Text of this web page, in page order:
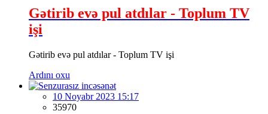
Gətirib evə pul atdılar - Toplum TV
işi
Gətirib evə pul atdılar - Toplum TV işi
Ardını oxu
10 Noyabr 2023 15:17
35970